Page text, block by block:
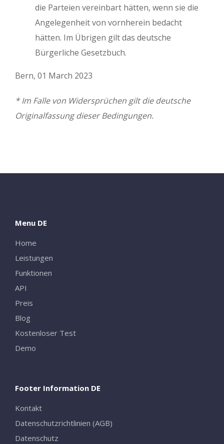
die Parteien vereinbart hätten, wenn sie die
Angelegenheit von vornherein bedacht
hätten. Im Übrigen gilt das deutsche
Bürgerliche Gesetzbuch.
Bern, 01 March 2023
* Im Falle von Widersprüchen gilt die deutsche
Originalfassung dieser Bedingungen.
Menu DE
Home
Leistungen
Funktionen
API
Preis
Blog
Kostenloser Test
Demo
Footer Information DE
Kontakt
Datenschutzrichtlinien (AGB)
Datenschutz